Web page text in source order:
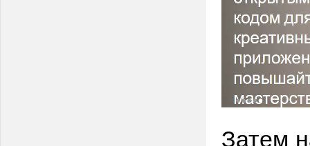
Затем